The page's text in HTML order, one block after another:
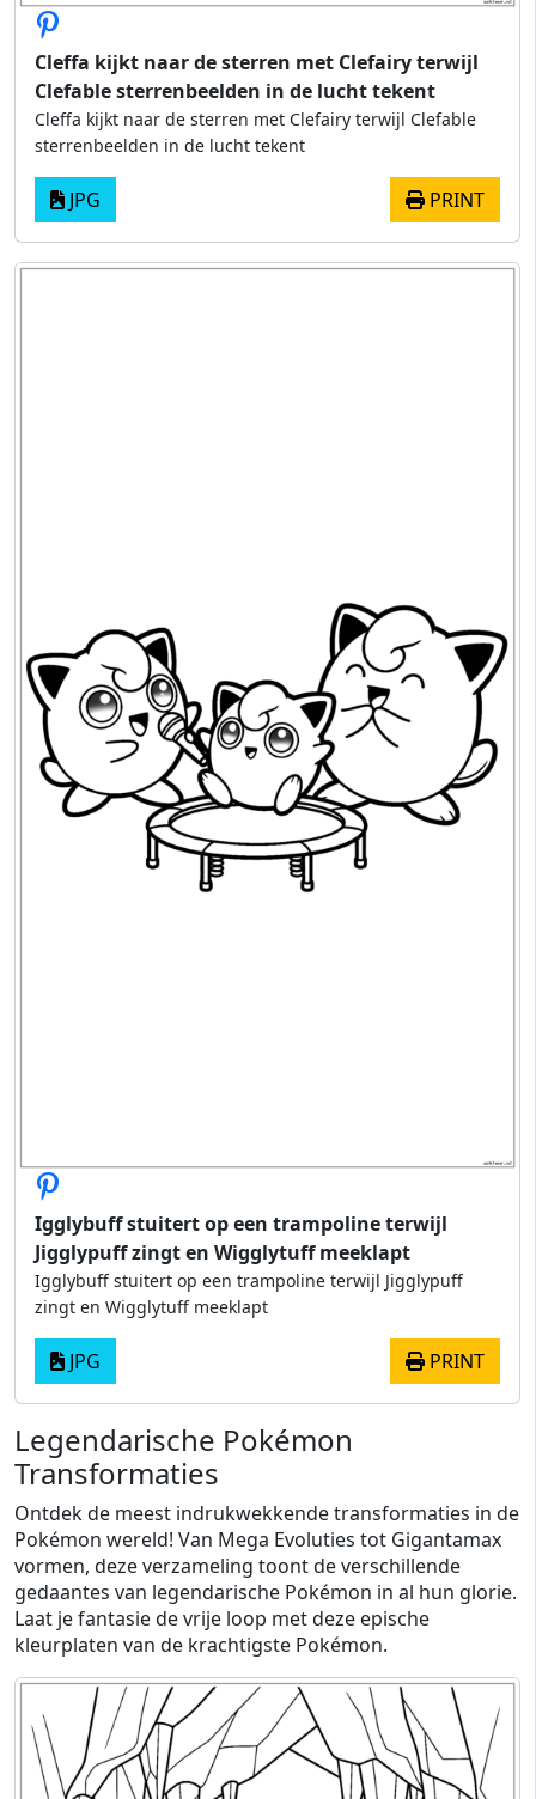
Cleffa kijkt naar de sterren met Clefairy terwijl
Clefable sterrenbeelden in de lucht tekent
Cleffa kijkt naar de sterren met Clefairy terwijl Clefable
sterrenbeelden in de lucht tekent
JPG PRINT
Igglybuff stuitert op een trampoline terwijl
Jigglypuff zingt en Wigglytuff meeklapt
Igglybuff stuitert op een trampoline terwijl Jigglypuff
zingt en Wigglytuff meeklapt
JPG PRINT
Legendarische Pokémon
Transformaties
Ontdek de meest indrukwekkende transformaties in de
Pokémon wereld! Van Mega Evoluties tot Gigantamax
vormen, deze verzameling toont de verschillende
gedaantes van legendarische Pokémon in al hun glorie.
Laat je fantasie de vrije loop met deze epische
kleurplaten van de krachtigste Pokémon.